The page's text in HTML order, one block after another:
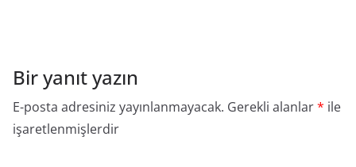
Bir yanıt yazın
E-posta adresiniz yayınlanmayacak. Gerekli alanlar* ile
işaretlenmişlerdir